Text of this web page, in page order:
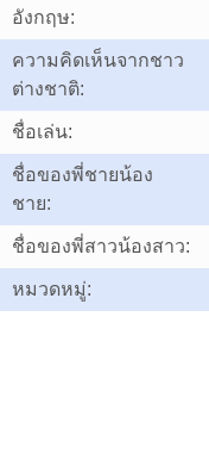
อังกฤษ:
ความคิดเห็นจากชาว
ต่างชาติ:
ชื่อเล่น:
ชื่อของพี่ชายน้อง
ชาย:
ชื่อของพี่สาวน้องสาว:
หมวดหมู่: